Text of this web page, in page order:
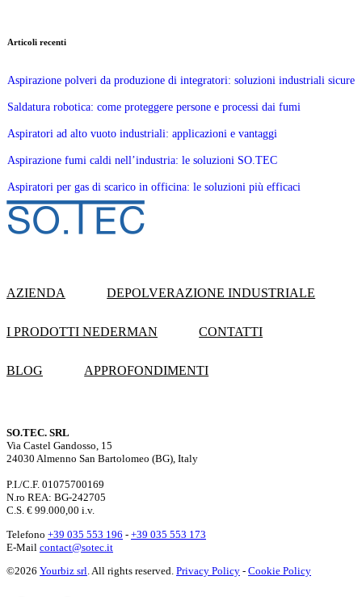
Articoli recenti
Aspirazione polveri da produzione di integratori: soluzioni industriali sicure
Saldatura robotica: come proteggere persone e processi dai fumi
Aspiratori ad alto vuoto industriali: applicazioni e vantaggi
Aspirazione fumi caldi nell’industria: le soluzioni SO.TEC
Aspiratori per gas di scarico in officina: le soluzioni più efficaci
AZIENDA DEPOLVERAZIONE INDUSTRIALE
I PRODOTTI NEDERMAN CONTATTI
BLOG APPROFONDIMENTI
SO.TEC. SRL
Via Castel Gandosso, 15
24030 Almenno San Bartolomeo (BG), Italy
P.I./C.F. 01075700169
N.ro REA: BG-242705
C.S. € 99.000,00 i.v.
Telefono +39 035 553 196 - +39 035 553 173
E-Mail contact@sotec.it
©2026 Yourbiz srl . All rights reserved. Privacy Policy - Cookie Policy